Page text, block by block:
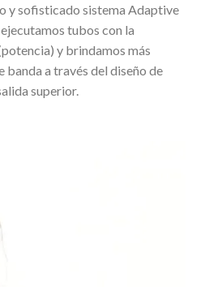
y sofisticado sistema Adaptive
tubos con la
y brindamos más
banda a través del diseño de
superior.